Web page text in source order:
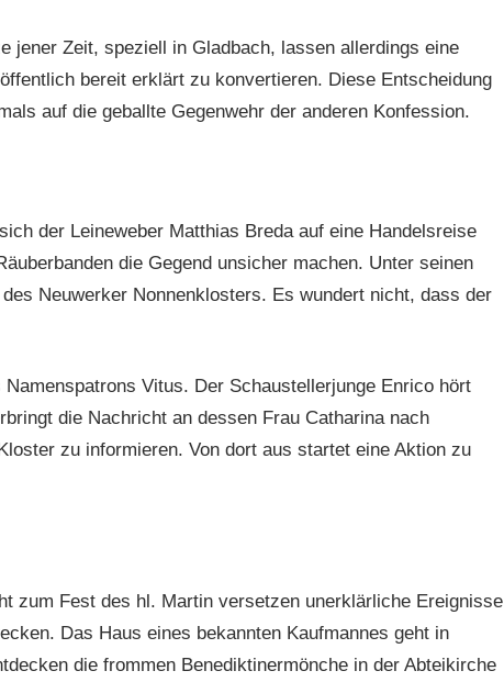
jener Zeit, speziell in Gladbach, lassen allerdings eine
bereit erklärt zu konvertieren. Diese Entscheidung
auf die geballte Gegenwehr der anderen Konfession.
der Leineweber Matthias Breda auf eine Handelsreise
die Gegend unsicher machen. Unter seinen
Neuwerker Nonnenklosters. Es wundert nicht, dass der
Vitus. Der Schaustellerjunge Enrico hört
die Nachricht an dessen Frau Catharina nach
zu informieren. Von dort aus startet eine Aktion zu
zum Fest des hl. Martin versetzen unerklärliche Ereignisse
Das Haus eines bekannten Kaufmannes geht in
die frommen Benediktinermönche in der Abteikirche